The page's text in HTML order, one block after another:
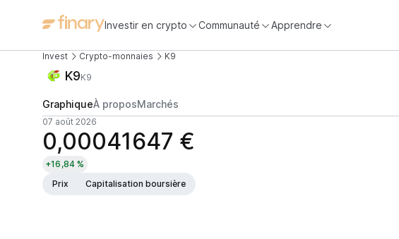
Investir en crypto Communauté Apprendre
Invest Crypto-monnaies K9
K9K9
GraphiqueÀ proposMarchés
07 août 2026
0,00041647 €
+16,84 %
Prix
Capitalisation boursière